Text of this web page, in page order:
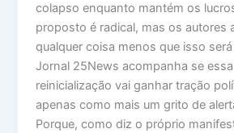
colapso enquanto mantém os
proposto é radical, mas os autores
qualquer coisa menos que isso
Jornal 25News acompanha se
reinicialização vai ganhar tração
apenas como mais um grito de
Porque, como diz o próprio